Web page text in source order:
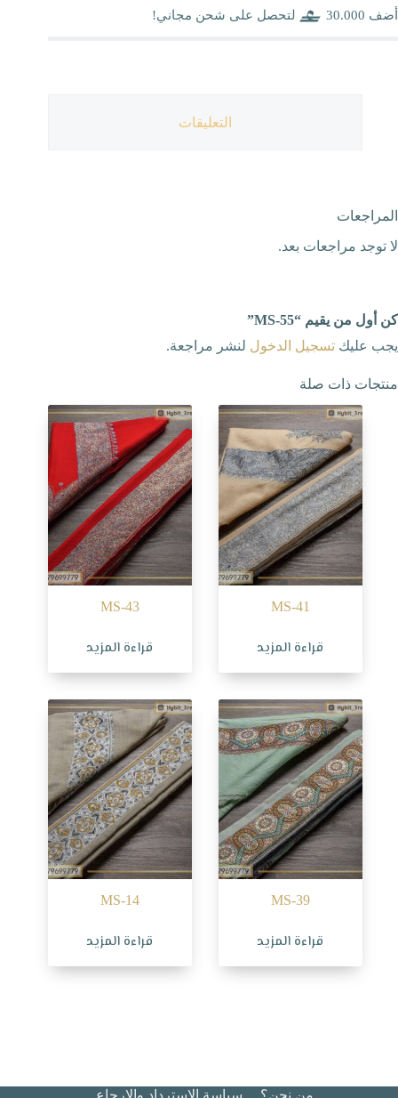
أضف 30.000 لتحصل على شحن مجاني!
التعليقات
المراجعات
لا توجد مراجعات بعد.
كن أول من يقيم “MS-55”
يجب عليك تسجيل الدخول لنشر مراجعة.
منتجات ذات صلة
MS-41
قراءة المزيد
MS-43
قراءة المزيد
MS-39
قراءة المزيد
MS-14
قراءة المزيد
من نحن؟ سياسة الاسترداد والإرجاع